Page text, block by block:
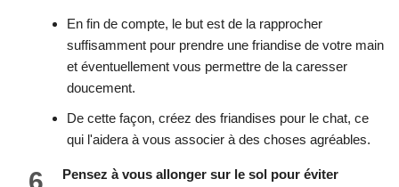
En fin de compte, le but est de la rapprocher
suffisamment pour prendre une friandise de votre main
et éventuellement vous permettre de la caresser
doucement.
De cette façon, créez des friandises pour le chat, ce
qui l'aidera à vous associer à des choses agréables.
Pensez à vous allonger sur le sol pour éviter